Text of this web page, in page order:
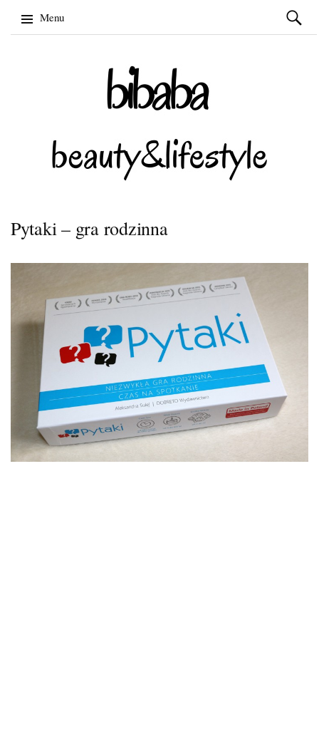
Menu
Szukaj:
Pytaki – gra rodzinna